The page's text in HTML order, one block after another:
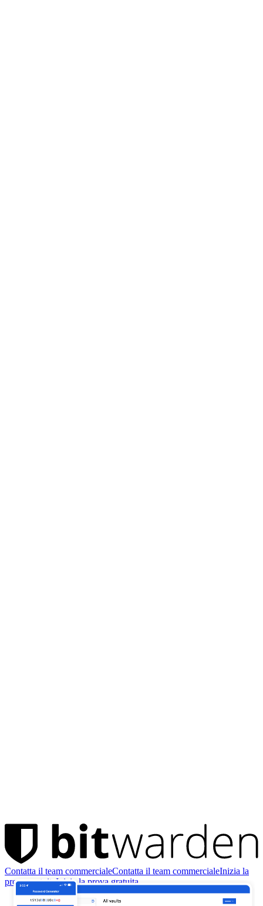
Contatta il team commercialeContatta il team commercialeInizia la
prova gratuitaInizia la prova gratuita